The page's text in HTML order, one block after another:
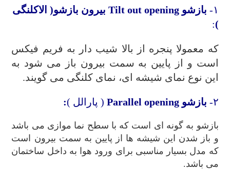
۱- بازشو Tilt out opening بیرون بازشو( الاکلنگی
)
:
که معمولا پنجره از بالا شیب دار به فریم فیکس
است و از پایین به سمت بیرون باز می شود به
این نوع نمای شیشه ای، نمای کلنگی می گویند.
۲- بازشو Parallel opening ( پارالل ):
بازشو به گونه ای است که با سطح نما موازی می باشد
و باز شدن این شیشه ها از پایین به سمت بیرون است
که مدل بسیار مناسبی برای ورود هوا به داخل ساختمان
می باشد.